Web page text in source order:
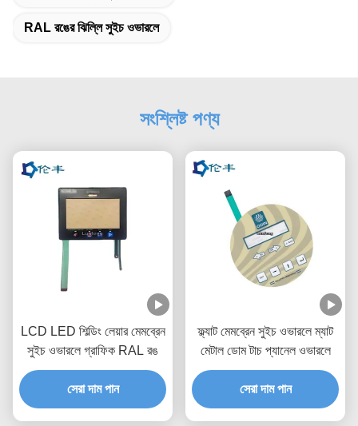
RAL রঙের ঝিল্লি সুইচ ওভারলে
সংশ্লিষ্ট পণ্য
LCD LED শিল্ডিং লেয়ার মেমব্রেন
সুইচ ওভারলে গ্রাফিক RAL রঙ
সেরা দাম পান
ফ্ল্যাট মেমব্রেন সুইচ ওভারলে ম্যাট
মেটাল ডোম টাচ প্যানেল ওভারলে
সেরা দাম পান